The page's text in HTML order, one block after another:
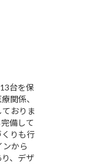
台を保
関係、
おりま
備して
りも行
ンから
、デザ